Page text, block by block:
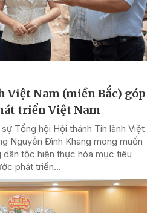
Nam (miền Bắc) góp
triển Việt Nam
Tổng hội Hội thánh Tin lành Việt
Nguyễn Đình Khang mong muốn
dân tộc hiện thực hóa mục tiêu
phát triển...